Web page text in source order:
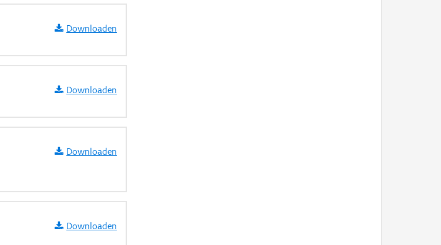
Downloaden
Downloaden
Downloaden
Downloaden